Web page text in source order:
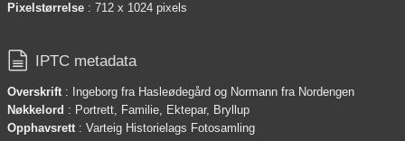
Pixelstørrelse : 712 x 1024 pixels
 IPTC metadata
Overskrift: Ingeborg fra Hasleødegård og Normann fra Nordengen
Nøkkelord : Portrett, Familie, Ektepar, Bryllup
Opphavsrett: Varteig Historielags Fotosamling